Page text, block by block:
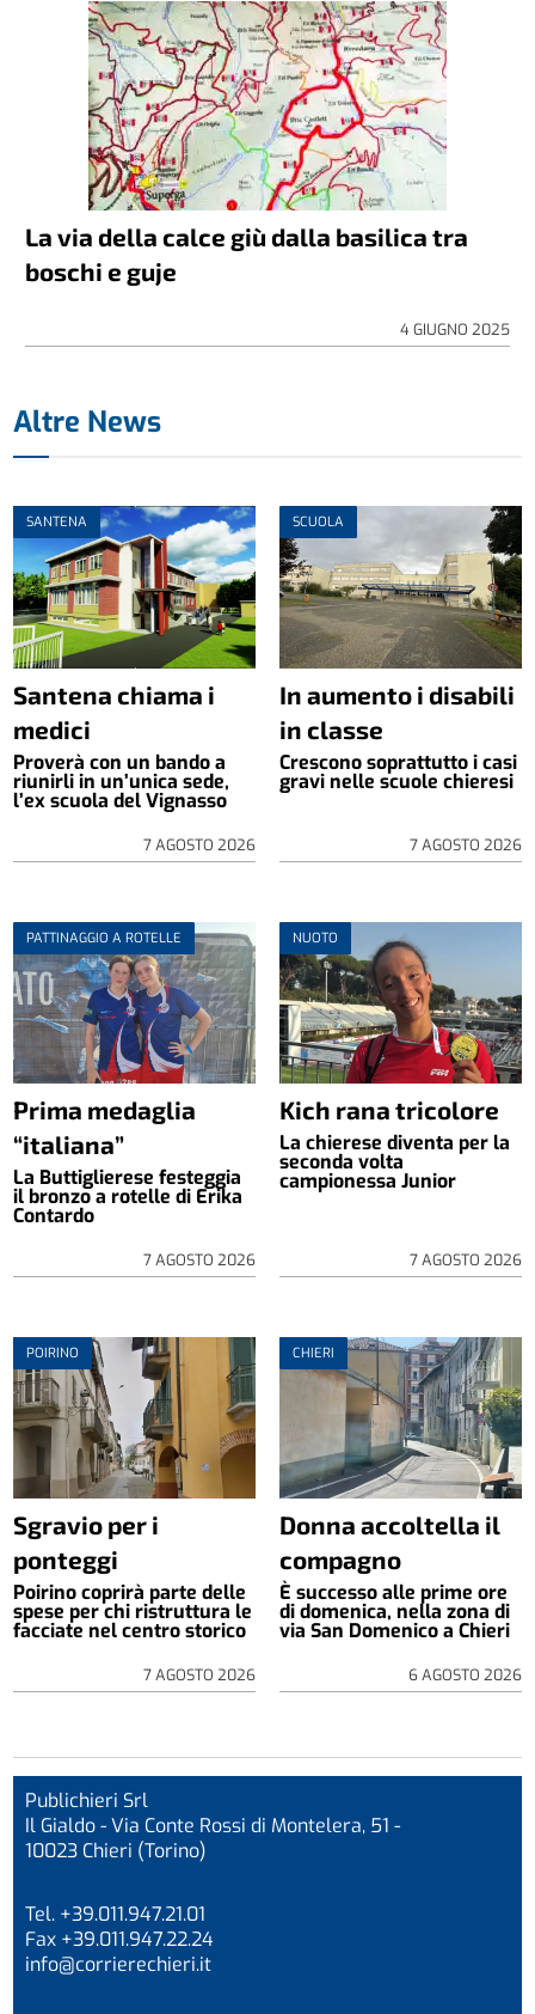
La via della calce giù dalla basilica tra
boschi e guje
4 GIUGNO 2025
Altre News
SANTENA
Santena chiama i
medici
Proverà con un bando a
riunirli in un’unica sede,
l’ex scuola del Vignasso
7 AGOSTO 2026
SCUOLA
In aumento i disabili
in classe
Crescono soprattutto i casi
gravi nelle scuole chieresi
7 AGOSTO 2026
PATTINAGGIO A ROTELLE
Prima medaglia
“italiana”
La Buttiglierese festeggia
il bronzo a rotelle di Erika
Contardo
7 AGOSTO 2026
NUOTO
Kich rana tricolore
La chierese diventa per la
seconda volta
campionessa Junior
7 AGOSTO 2026
POIRINO
Sgravio per i
ponteggi
Poirino coprirà parte delle
spese per chi ristruttura le
facciate nel centro storico
7 AGOSTO 2026
CHIERI
Donna accoltella il
compagno
È successo alle prime ore
di domenica, nella zona di
via San Domenico a Chieri
6 AGOSTO 2026
Publichieri Srl
Il Gialdo - Via Conte Rossi di Montelera, 51 -
10023 Chieri (Torino)
Tel. +39.011.947.21.01
Fax +39.011.947.22.24
info@corrierechieri.it